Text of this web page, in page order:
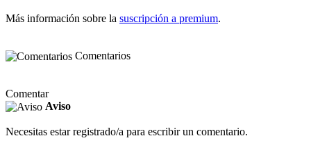
Más información sobre la suscripción a premium.
Comentarios
Comentar
Aviso
Necesitas estar registrado/a para escribir un comentario.